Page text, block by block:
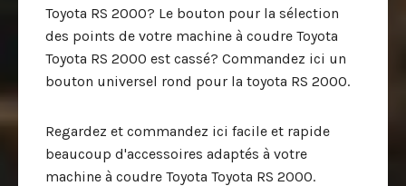
Toyota RS 2000? Le bouton pour la sélection
des points de votre machine à coudre Toyota
Toyota RS 2000 est cassé? Commandez ici un
bouton universel rond pour la toyota RS 2000.
Regardez et commandez ici facile et rapide
beaucoup d'accessoires adaptés à votre
machine à coudre Toyota Toyota RS 2000.